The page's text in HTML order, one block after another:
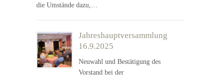
die Umstände dazu,…
Jahreshauptversammlung
16.9.2025
Neuwahl und Bestätigung des
Vorstand bei der